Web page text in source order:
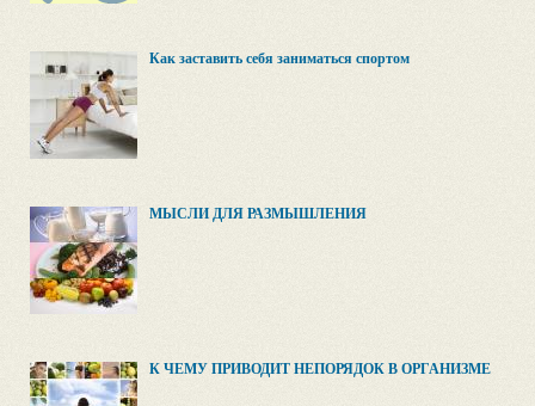
Как заставить себя заниматься спортом
МЫСЛИ ДЛЯ РАЗМЫШЛЕНИЯ
К ЧЕМУ ПРИВОДИТ НЕПОРЯДОК В ОРГАНИЗМЕ